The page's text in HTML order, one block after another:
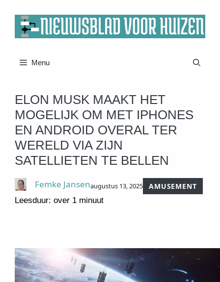
naar
Menu
ELON MUSK MAAKT HET
MOGELIJK OM MET IPHONES
EN ANDROID OVERAL TER
WERELD VIA ZIJN
SATELLIETEN TE BELLEN
Femke Jansenaugustus 13, 2025
AMUSEMENT
Leesduur: over 1 minuut